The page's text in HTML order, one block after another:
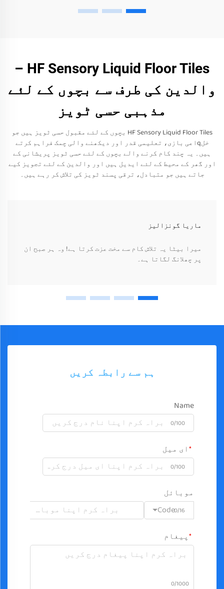
HF Sensory Liquid Floor Tiles –
والدین کی طرف سے بچوں کے لئے
مذہبی حسی ٹویز
HF Sensory Liquid Floor Tiles بچوں کے لئے مقبول حسی ٹویز ہیں جو
خلqاعی بازی، تعلیمی قدر اور دیکھنے والی چمک فراہم کرتے
ہیں۔ یہ چند کام کرنے والے بچوں کے لئے حسی ٹویز پریشانی کے
اور گھر کے محیط کے لئے ایدیل ہیں اور والدین کے لئے تجویز کیے
جاتے ہیں جو متبادل، ترقی پسند ٹویز کی تلاش کر رہے ہیں۔
ماریا گونزالیز
میرا بیٹا یہ تلاش کام سے مخت عزت کرتا ہے! وہ ہر صبح ان
پر چھلانگ لگاتا ہے۔
ہم سے رابطہ کریں
Name
0/100
ای میل
0/100
موبائل
Code0/16
پیغام
0/1000